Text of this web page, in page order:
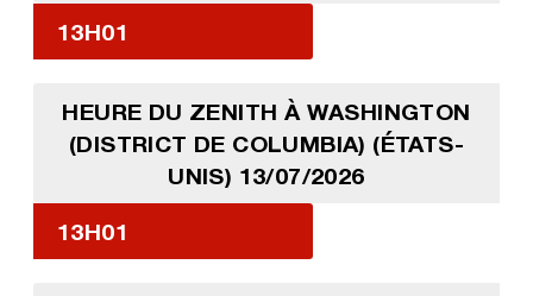
13H01
HEURE DU ZENITH À WASHINGTON
(DISTRICT DE COLUMBIA) (ÉTATS-
UNIS) 13/07/2026
13H01